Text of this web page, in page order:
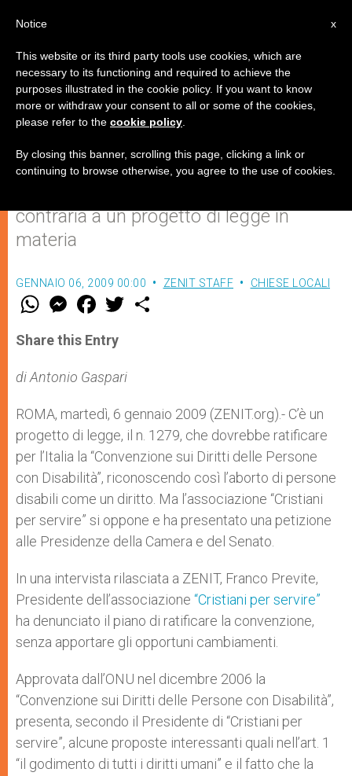
L’aborto di persone disabili non è
un diritto
contraria a un progetto di legge in
materia
GENNAIO 06, 2009 00:00 ZENIT STAFF CHIESE LOCALI
W
t
s
p
p
M
e
s
e
g
e
F
a
e
b
o
k
w
Share this Entry
di Antonio Gaspari
ROMA, martedì, 6 gennaio 2009 (ZENIT.org).- C’è un
progetto di legge, il n. 1279, che dovrebbe ratificare
per l’Italia la “Convenzione sui Diritti delle Persone
con Disabilità”, riconoscendo così l’aborto di persone
disabili come un diritto. Ma l’associazione “Cristiani
per servire” si oppone e ha presentato una petizione
alle Presidenze della Camera e del Senato.
In una intervista rilasciata a ZENIT, Franco Previte,
Presidente dell’associazione “Cristiani per servire”
ha denunciato il piano di ratificare la convenzione,
senza apportare gli opportuni cambiamenti.
Approvata dall’ONU nel dicembre 2006 la
“Convenzione sui Diritti delle Persone con Disabilità”,
presenta, secondo il Presidente di “Cristiani per
servire”, alcune proposte interessanti quali nell’art. 1
“il godimento di tutti i diritti umani” e il fatto che la
x
Notice
This website or its third party tools use cookies, which are
necessary to its functioning and required to achieve the
purposes illustrated in the cookie policy. If you want to know
more or withdraw your consent to all or some of the cookies,
please refer to the cookie policy
By closing this banner, scrolling this page, clicking a link or
continuing to browse otherwise, you agree to the use of cookies.